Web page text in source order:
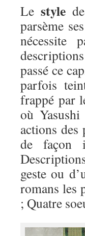
Le style
parsème
nécessite
passé ce
parfois
frappé par
où
actions des
de façon
geste ou
romans les
; Quatre